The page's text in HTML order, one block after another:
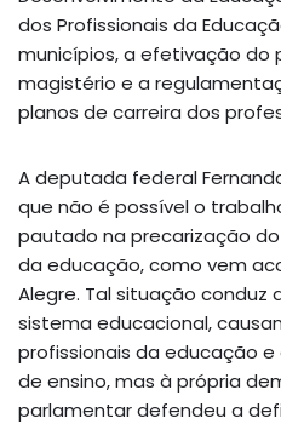
dos Profissionais da
municípios, a efetivação do
magistério e a
planos de carreira dos
A deputada federal
que não é possível o
pautado na precarização
da educação, como vem
Alegre. Tal situação conduz
sistema educacional,
profissionais da educação
de ensino, mas à própria
parlamentar defendeu a